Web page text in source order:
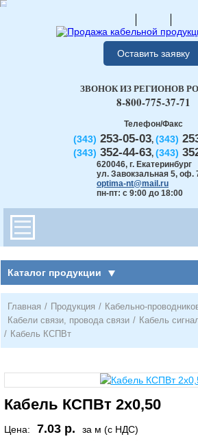
Оставить заявку
Телефон/Факс
(343) 253-05-03, (343)
(343) 352-44-63, (343)
620046, г. Екатеринбург
ул. Завокзальная 5, оф.
optima-nt@mail.ru
пн-пт: с 9:00 до 18:00
ЗВОНОК ИЗ РЕГИОНОВ
8-800-775-37-71
Каталог продукции
Главная / Продукция / Кабельно-
Кабели связи, провода связи / Кабель
/ Кабель КСПВт
Кабель КСПВт 2х0,50
Цена: 7.03 р.
за м (с НДС)